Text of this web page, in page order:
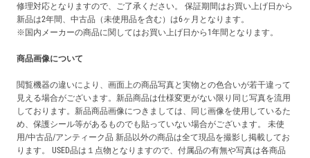
修理対応となりますので、ご了承ください。 保証期間はお買い上げ日から
新品は2年間、中古品（未使用品を含む）は6ヶ月となります。
※国内メーカーの商品に関してはお買い上げ日から1年間となります。
商品画像について
閲覧機器の違いにより、画面上の商品写真と実物との色合いが若干違って
見える場合がございます。新品商品は仕様変更がない限り同じ写真を流用
しております。新品商品画像につきましては、同じ画像を使用しているた
め、保護シール等があるものでも貼っていない場合がございます。 未使
用/中古品/アンティーク品 新品以外の商品は全て現品を撮影し掲載してお
ります。 USED品は１点物となりますので、付属品の有無や写真は各商品